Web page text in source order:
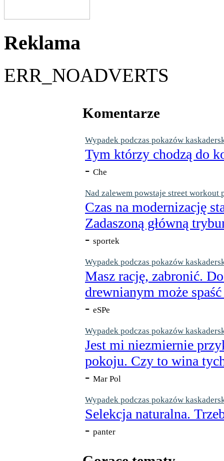
Reklama
ERR_NOADVERTS
Komentarze
Wypadek podczas pokazów
Tym którzy chodzą do
- Che
Nad zalewem powstaje street workout
Czas na modernizację
Zadaszoną główną
- sportek
Wypadek podczas pokazów
Masz rację, zabronić.
drewnianym może
- eSPe
Wypadek podczas pokazów
Jest mi niezmiernie
pokoju. Czy to wina
- Mar Pol
Wypadek podczas pokazów
Selekcja naturalna.
- panter